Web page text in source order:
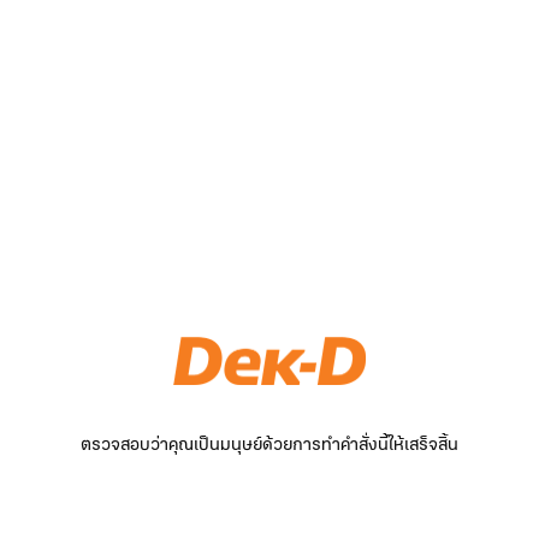
ตรวจสอบว่าคุณเป็นมนุษย์ด้วยการทำคำสั่งนี้ให้เสร็จสิ้น